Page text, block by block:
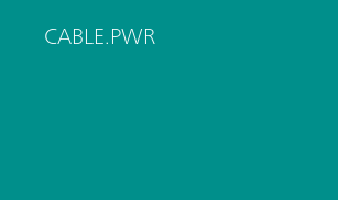
CABLE.PWR